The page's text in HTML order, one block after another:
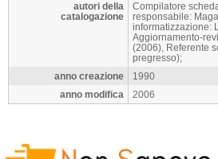
autori della
catalogazione
Compilatore
responsabile:
informatizzazione:
Aggiornamento-
(2006), Referente
pregresso);
anno creazione
1990
anno modifica
2006